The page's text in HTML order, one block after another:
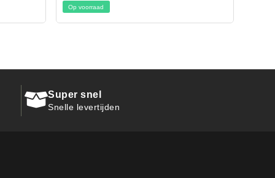
Op voorraad
Super snel
Snelle levertijden